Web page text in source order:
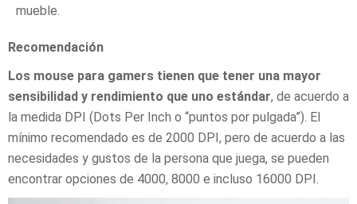
mueble.
Recomendación
Los mouse para gamers tienen que tener una mayor
sensibilidad y rendimiento que uno estándar, de acuerdo a
la medida DPI (Dots Per Inch o “puntos por pulgada”). El
mínimo recomendado es de 2000 DPI, pero de acuerdo a las
necesidades y gustos de la persona que juega, se pueden
encontrar opciones de 4000, 8000 e incluso 16000 DPI.